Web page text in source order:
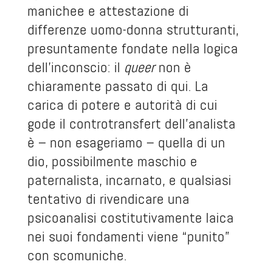
manichee e attestazione di
differenze uomo-donna strutturanti,
presuntamente fondate nella logica
dell’inconscio: il queernon è
chiaramente passato di qui. La
carica di potere e autorità di cui
gode il controtransfert dell’analista
è – non esageriamo – quella di un
dio, possibilmente maschio e
paternalista, incarnato, e qualsiasi
tentativo di rivendicare una
psicoanalisi costitutivamente laica
nei suoi fondamenti viene “punito”
con scomuniche.